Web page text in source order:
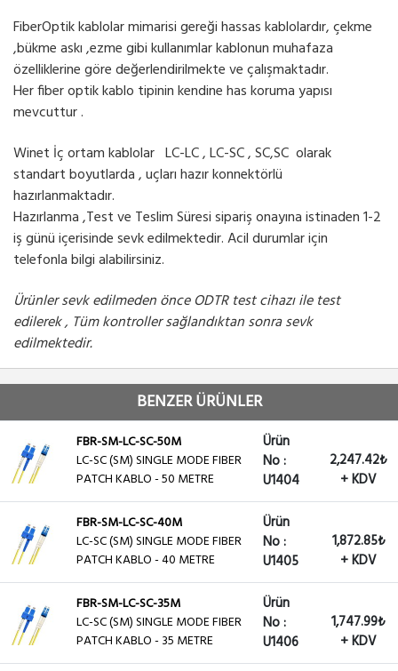
FiberOptik kablolar mimarisi gereği hassas kablolardır, çekme
,bükme askı ,ezme gibi kullanımlar kablonun muhafaza
özelliklerine göre değerlendirilmekte ve çalışmaktadır.
Her fiber optik kablo tipinin kendine has koruma yapısı
mevcuttur .
Winet İç ortam kablolar LC-LC , LC-SC , SC,SC olarak
standart boyutlarda , uçları hazır konnektörlü
hazırlanmaktadır.
Hazırlanma ,Test ve Teslim Süresi sipariş onayına istinaden 1-2
iş günü içerisinde sevk edilmektedir. Acil durumlar için
telefonla bilgi alabilirsiniz.
Ürünler sevk edilmeden önce ODTR test cihazı ile test
edilerek , Tüm kontroller sağlandıktan sonra sevk
edilmektedir.
BENZER ÜRÜNLER
FBR-SM-LC-SC-50M
LC-SC (SM) SINGLE MODE FIBER
PATCH KABLO - 50 METRE
Ürün
No :
U1404
2,247.42₺
+ KDV
FBR-SM-LC-SC-40M
LC-SC (SM) SINGLE MODE FIBER
PATCH KABLO - 40 METRE
Ürün
No :
U1405
1,872.85₺
+ KDV
FBR-SM-LC-SC-35M
LC-SC (SM) SINGLE MODE FIBER
PATCH KABLO - 35 METRE
Ürün
No :
U1406
1,747.99₺
+ KDV